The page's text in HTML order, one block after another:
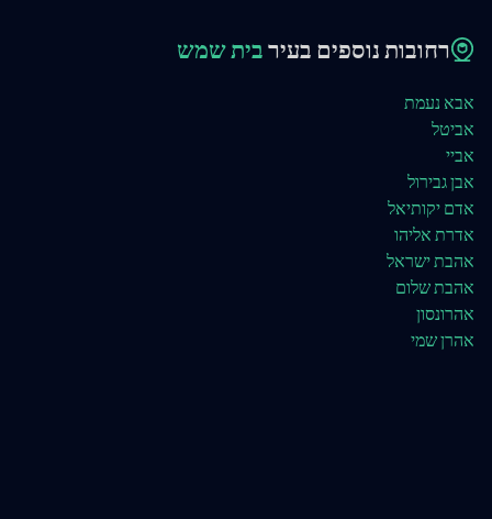
רחובות נוספים בעירבית שמש
אבא נעמת
אביטל
אביי
אבן גבירול
אדם יקותיאל
אדרת אליהו
אהבת ישראל
אהבת שלום
אהרונסון
אהרן שמי